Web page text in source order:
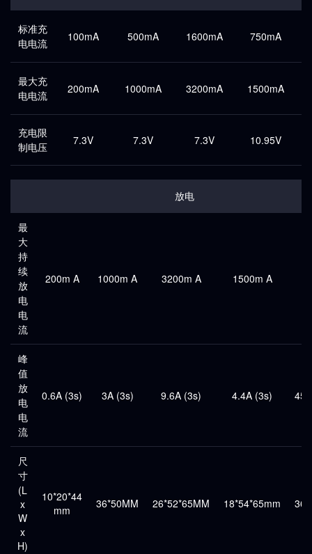
标准充
电电流
100mA 500mA 1600mA 750mA
最大充
电电流
200mA 1000mA 3200mA 1500mA
充电限
制电压
7.3V 7.3V 7.3V 10.95V
放电
最
大
持
续
放
电
电
流
200m A 1000m A 3200m A 1500m A
峰
值
放
电
电
流
0.6A (3s) 3A (3s) 9.6A (3s) 4.4A (3s)
尺
寸
(L
x
W
x
H)
10*20*44
mm
36*50MM 26*52*65MM 18*54*65mm